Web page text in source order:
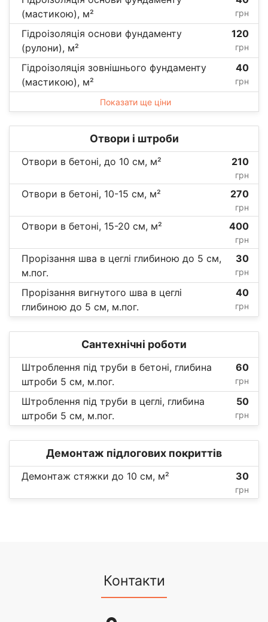
(мастикою), м²
грн
Гідроізоляція основи фундаменту
(рулони), м²
120
грн
Гідроізоляція зовнішнього фундаменту
(мастикою), м²
40
грн
Показати ще ціни
Отвори і штроби
Отвори в бетоні, до 10 см, м² 210
грн
Отвори в бетоні, 10-15 см, м² 270
грн
Отвори в бетоні, 15-20 см, м² 400
грн
Прорізання шва в цеглі глибиною до 5 см,
м.пог.
30
грн
Прорізання вигнутого шва в цеглі
глибиною до 5 см, м.пог.
40
грн
Сантехнічні роботи
Штроблення під труби в бетоні, глибина
штроби 5 см, м.пог.
60
грн
Штроблення під труби в цеглі, глибина
штроби 5 см, м.пог.
50
грн
Демонтаж підлогових покриттів
Демонтаж стяжки до 10 см, м² 30
грн
Контакти